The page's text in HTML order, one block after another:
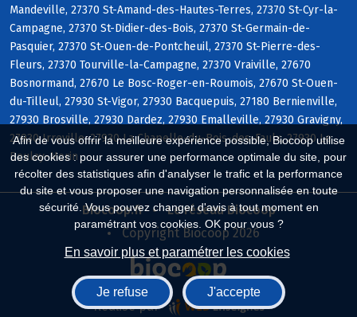
Afin de vous offrir la meilleure expérience possible, Biocoop utilise
des cookies : pour assurer une performance optimale du site, pour
récolter des statistiques afin d'analyser le trafic et la performance
du site et vous proposer une navigation personnalisée en toute
sécurité. Vous pouvez changer d'avis à tout moment en
paramétrant vos cookies. OK pour vous ?
En savoir plus et paramétrer les cookies
Je refuse J'accepte
Mandeville, 27370 St-Amand-des-Hautes-Terres, 27370 St-Cyr-la-
Campagne, 27370 St-Didier-des-Bois, 27370 St-Germain-de-
Pasquier, 27370 St-Ouen-de-Pontcheuil, 27370 St-Pierre-des-
Fleurs, 27370 Tourville-la-Campagne, 27370 Vraiville, 27670
Bosnormand, 27670 Le Bosc-Roger-en-Roumois, 27670 St-Ouen-
du-Tilleul, 27930 St-Vigor, 27930 Bacquepuis, 27180 Bernienville,
27930 Brosville, 27930 Dardez, 27930 Emalleville, 27930 Gravigny,
27930 Irreville, 27930 La Chapelle-du-Bois-des-Faulx, 27930 Le
Boulay-Morin
Biocoop.fr
Le réseau Biocoop
Copyright Biocoop 2026
Réalisé par